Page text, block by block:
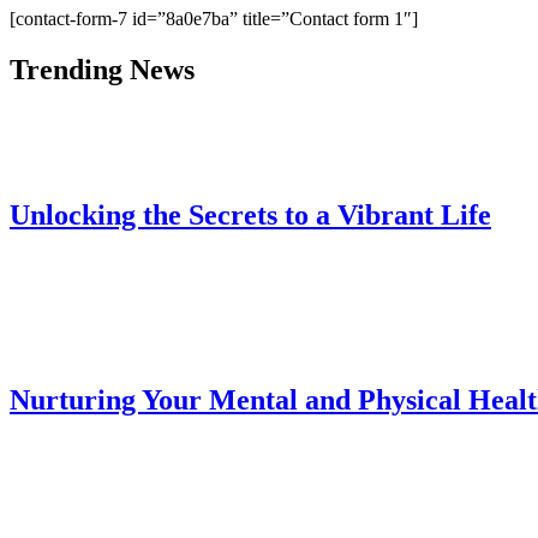
[contact-form-7 id=”8a0e7ba” title=”Contact form 1″]
Trending News
Unlocking the Secrets to a Vibrant Life
Nurturing Your Mental and Physical